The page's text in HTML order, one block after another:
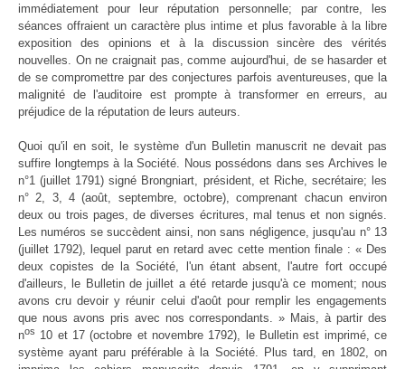
immédiatement pour leur réputation personnelle; par contre, les
séances offraient un caractère plus intime et plus favorable à la libre
exposition des opinions et à la discussion sincère des vérités
nouvelles. On ne craignait pas, comme aujourd'hui, de se hasarder et
de se compromettre par des conjectures parfois aventureuses, que la
malignité de l'auditoire est prompte à transformer en erreurs, au
préjudice de la réputation de leurs auteurs.
Quoi qu'il en soit, le système d'un Bulletin manuscrit ne devait pas
suffire longtemps à la Société. Nous possédons dans ses Archives le
n°1 (juillet 1791) signé Brongniart, président, et Riche, secrétaire; les
n° 2, 3, 4 (août, septembre, octobre), comprenant chacun environ
deux ou trois pages, de diverses écritures, mal tenus et non signés.
Les numéros se succèdent ainsi, non sans négligence, jusqu'au n° 13
(juillet 1792), lequel parut en retard avec cette mention finale : « Des
deux copistes de la Société, l'un étant absent, l'autre fort occupé
d'ailleurs, le Bulletin de juillet a été retarde jusqu'à ce moment; nous
avons cru devoir y réunir celui d'août pour remplir les engagements
que nous avons pris avec nos correspondants. » Mais, à partir des
nos 10 et 17 (octobre et novembre 1792), le Bulletin est imprimé, ce
système ayant paru préférable à la Société. Plus tard, en 1802, on